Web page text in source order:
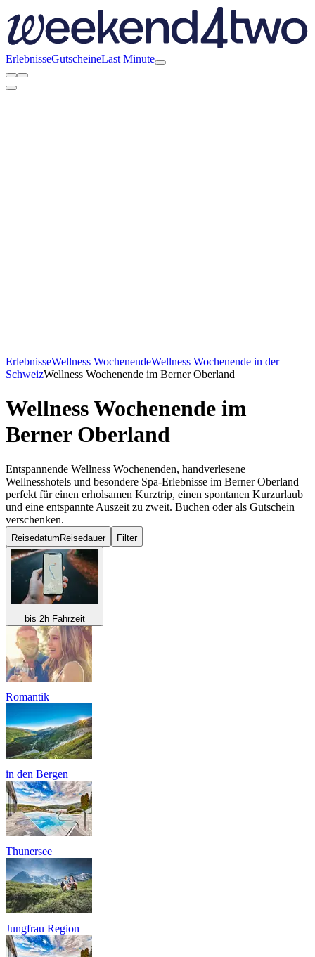
ErlebnisseGutscheineLast Minute
ErlebnisseWellness WochenendeWellness Wochenende in der
SchweizWellness Wochenende im Berner Oberland
Wellness Wochenende im
Berner Oberland
Entspannende Wellness Wochenenden, handverlesene
Wellnesshotels und besondere Spa-Erlebnisse im Berner Oberland –
perfekt für einen erholsamen Kurztrip, einen spontanen Kurzurlaub
und eine entspannte Auszeit zu zweit. Buchen oder als Gutschein
verschenken.
Reisedatum Reisedauer Filter
bis 2h Fahrzeit
Romantik
in den Bergen
Thunersee
Jungfrau Region